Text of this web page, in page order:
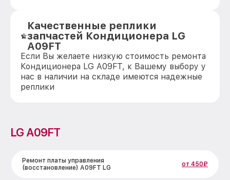
Качественные реплики
запчастей Кондиционера LG
A09FT
Если Вы желаете низкую стоимость ремонта
Кондиционера LG A09FT, к Вашему выбору у
нас в наличии на складе имеются надежные
реплики
LG A09FT
Ремонт платы управления
(восстановление) A09FT LG
от 450₽